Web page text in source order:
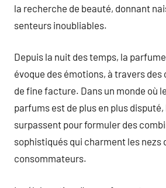
la recherche de beauté, donnant
senteurs inoubliables.
Depuis la nuit des temps, la
évoque des émotions, à travers
de fine facture. Dans un monde où
parfums est de plus en plus
surpassent pour formuler des
sophistiqués qui charment les nezs
consommateurs.